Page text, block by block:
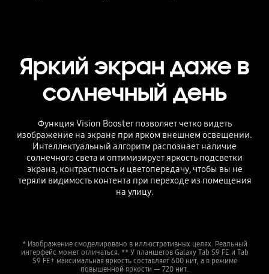
Яркий экран даже в
солнечный день
Функция Vision Booster позволяет четко видеть
изображение на экране при ярком внешнем освещении.
Интеллектуальный алгоритм распознает наличие
солнечного света и оптимизирует яркость подсветки
экрана, контрастность и цветопередачу, чтобы вы не
теряли видимость контента при переходе из помещения
на улицу.
* Изображение смоделировано в иллюстративных целях. Реальный
интерфейс может отличаться. ** У планшетов Galaxy Tab S9 FE и Tab
S9 FE+ максимальная яркость составляет 600 нит, а в режиме
повышенной яркости — 720 нит.